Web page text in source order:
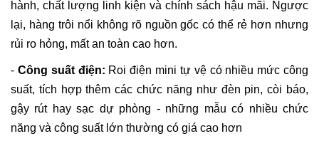
hành, chất lượng linh kiện và chính sách hậu mãi. Ngược
lại, hàng trôi nổi không rõ nguồn gốc có thể rẻ hơn nhưng
rủi ro hỏng, mất an toàn cao hơn.
- Công suất điện: Roi điện mini tự vệ có nhiều mức công
suất, tích hợp thêm các chức năng như đèn pin, còi báo,
gậy rút hay sạc dự phòng - những mẫu có nhiều chức
năng và công suất lớn thường có giá cao hơn